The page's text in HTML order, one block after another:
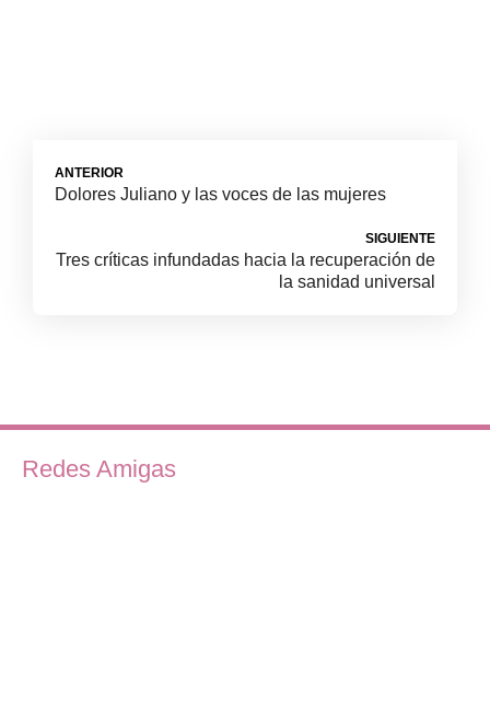
ANTERIOR
Dolores Juliano y las voces de las mujeres
SIGUIENTE
Tres críticas infundadas hacia la recuperación de
la sanidad universal
Redes Amigas